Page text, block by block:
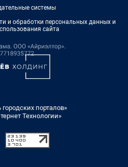
системы
и обработки персональных данных и
сайта
порталов»
Технологии»